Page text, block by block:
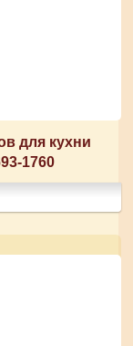
для кухни
1760